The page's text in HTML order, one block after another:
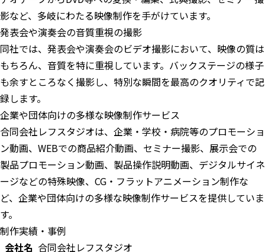
影など、多岐にわたる映像制作を手がけています。
発表会や演奏会の音質重視の撮影
同社では、発表会や演奏会のビデオ撮影において、映像の質は
もちろん、音質を特に重視しています。バックステージの様子
も余すところなく撮影し、特別な瞬間を最高のクオリティで記
録します。
企業や団体向けの多様な映像制作サービス
合同会社レフスタジオは、企業・学校・病院等のプロモーショ
ン動画、WEBでの商品紹介動画、セミナー撮影、展示会での
製品プロモーション動画、製品操作説明動画、デジタルサイネ
ージなどの特殊映像、CG・フラットアニメーション制作な
ど、企業や団体向けの多様な映像制作サービスを提供していま
す。
制作実績・事例
会社名 合同会社レフスタジオ